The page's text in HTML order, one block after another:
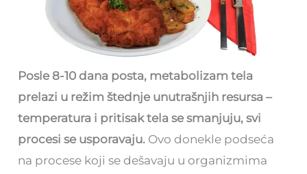
Posle 8-10 dana posta, metabolizam tela
prelazi u režim štednje unutrašnjih resursa –
temperatura i pritisak tela se smanjuju, svi
procesi se usporavaju. Ovo donekle podseća
na procese koji se dešavaju u organizmima